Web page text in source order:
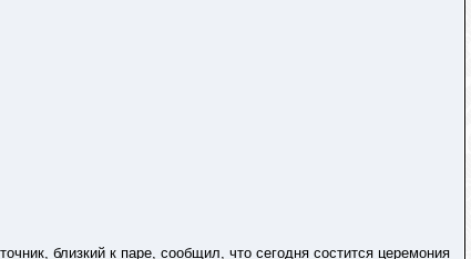
близкий к паре, сообщил, что сегодня состится церемония